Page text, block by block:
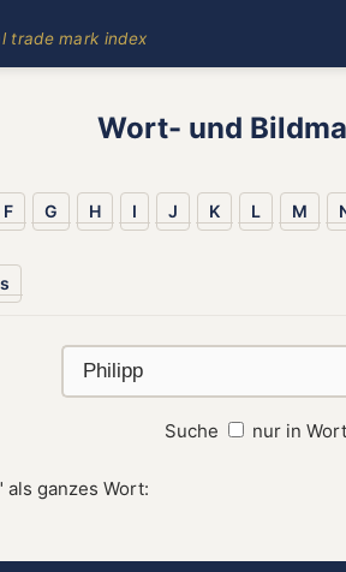
trade mark index
Wort- und
F G H I J K L M
Suche nur in
ganzes Wort: